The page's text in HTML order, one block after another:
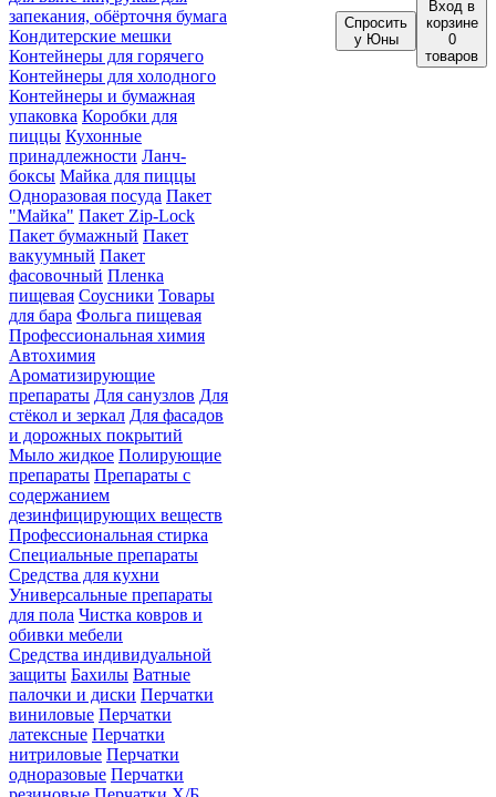
запекания, обёрточня бумага
Кондитерские мешки
Контейнеры для горячего
Контейнеры для холодного
Контейнеры и бумажная
упаковка Коробки для
пиццы Кухонные
принадлежности Ланч-
боксы Майка для пиццы
Одноразовая посуда Пакет
"Майка" Пакет Zip-Lock
Пакет бумажный Пакет
вакуумный Пакет
фасовочный Пленка
пищевая Соусники Товары
для бара Фольга пищевая
Профессиональная химия
Автохимия
Ароматизирующие
препараты Для санузлов Для
стёкол и зеркал Для фасадов
и дорожных покрытий
Мыло жидкое Полирующие
препараты Препараты с
содержанием
дезинфицирующих веществ
Профессиональная стирка
Специальные препараты
Средства для кухни
Универсальные препараты
для пола Чистка ковров и
обивки мебели
Средства индивидуальной
защиты Бахилы Ватные
палочки и диски Перчатки
виниловые Перчатки
латексные Перчатки
нитриловые Перчатки
одноразовые Перчатки
Спросить
у Юны
Вход в
корзине
0
товаров